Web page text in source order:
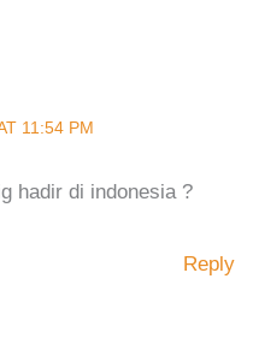
11:54 PM
hadir di indonesia ?
Reply